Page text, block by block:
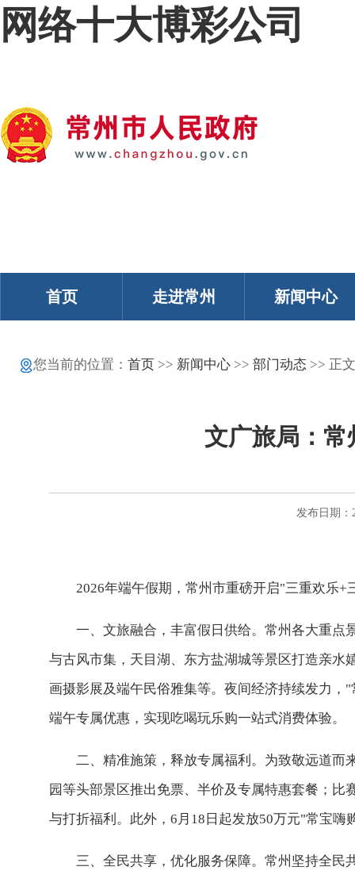
网络十大博彩公司
首页 走进常州 新闻中心
您当前的位置： 首页>> 新闻中心>> 部门动态>> 正文
文广旅局：
发布日期：
2026年端午假期，常州市重磅开启"三重欢乐
一、文旅融合，丰富假日供给。常州各大重点
与古风市集，天目湖、东方盐湖城等景区打造亲
画摄影展及端午民俗雅集等。夜间经济持续发力，
端午专属优惠，实现吃喝玩乐购一站式消费体验。
二、精准施策，释放专属福利。为致敬远道而
园等头部景区推出免票、半价及专属特惠套餐；
与打折福利。此外，6月18日起发放50万元"常宝
三、全民共享，优化服务保障。常州坚持全民